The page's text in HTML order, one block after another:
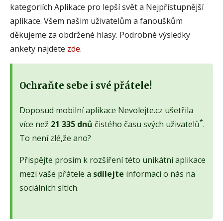
kategoriích Aplikace pro lepší svět a Nejpřístupnější
aplikace. Všem našim uživatelům a fanouškům
děkujeme za obdržené hlasy. Podrobné výsledky
ankety najdete zde.
Ochraňte sebe i své přátele!
Doposud mobilní aplikace Nevolejte.cz ušetřila
více než 21 335 dnů čistého času svých uživatelů*.
To není zlé,že ano?
Přispějte prosím k rozšíření této unikátní aplikace
mezi vaše přátele a sdílejte informaci o nás na
sociálních sítích.